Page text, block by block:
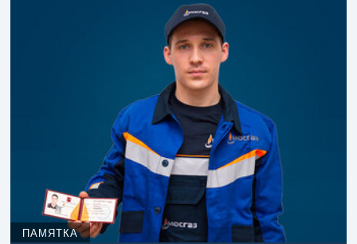
ПАМЯТКА